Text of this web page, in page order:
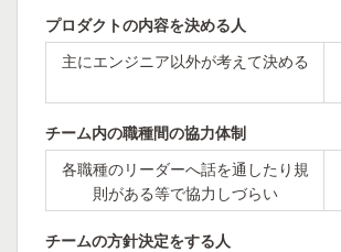
プロダクトの内容を決める人
主にエンジニア以外が考えて決める
チーム内の職種間の協力体制
各職種のリーダーへ話を通したり規
則がある等で協力しづらい
チームの方針決定をする人